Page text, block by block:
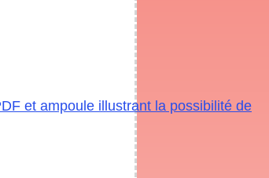
et ampoule illustrant la possibilité de